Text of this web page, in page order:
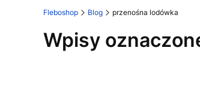
Fleboshop Blog przenośna lodówka
Wpisy